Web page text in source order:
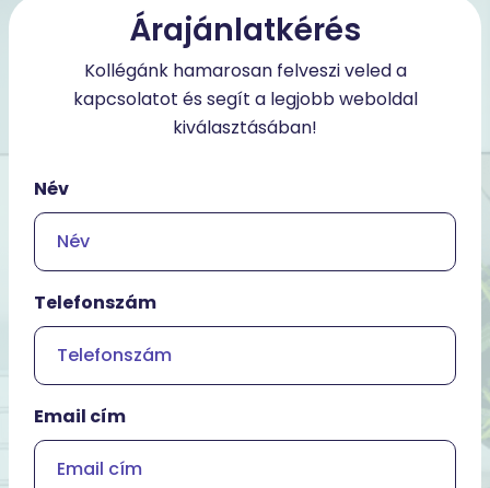
Árajánlatkérés
Kollégánk hamarosan felveszi veled a
kapcsolatot és segít a legjobb weboldal
kiválasztásában!
Név
Telefonszám
Email cím